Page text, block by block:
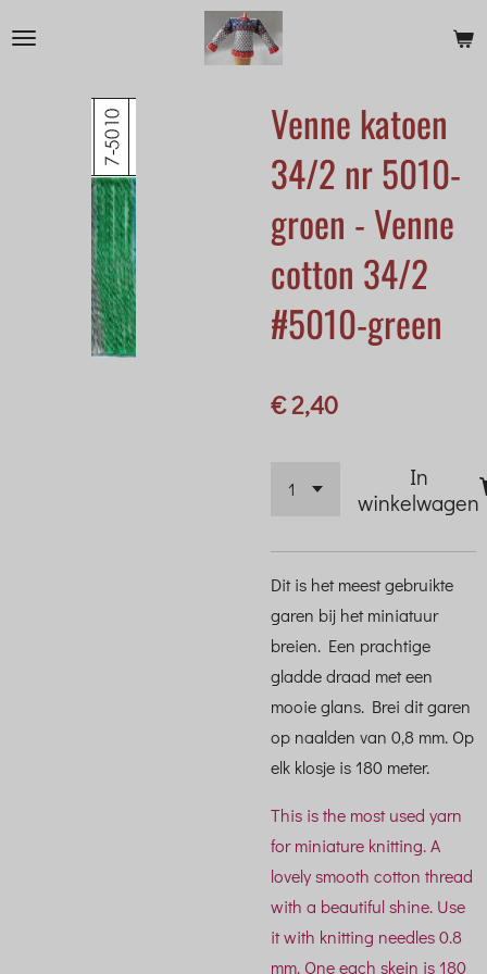
hoofdinhoud
Venne katoen
34/2 nr 5010-
groen - Venne
cotton 34/2
#5010-green
€ 2,40
In
winkelwagen
Dit is het meest gebruikte
garen bij het miniatuur
breien. Een prachtige
gladde draad met een
mooie glans. Brei dit garen
op naalden van 0,8 mm. Op
elk klosje is 180 meter.
This is the most used yarn
for miniature knitting. A
lovely smooth cotton thread
with a beautiful shine. Use
it with knitting needles 0.8
mm. One each skein is 180